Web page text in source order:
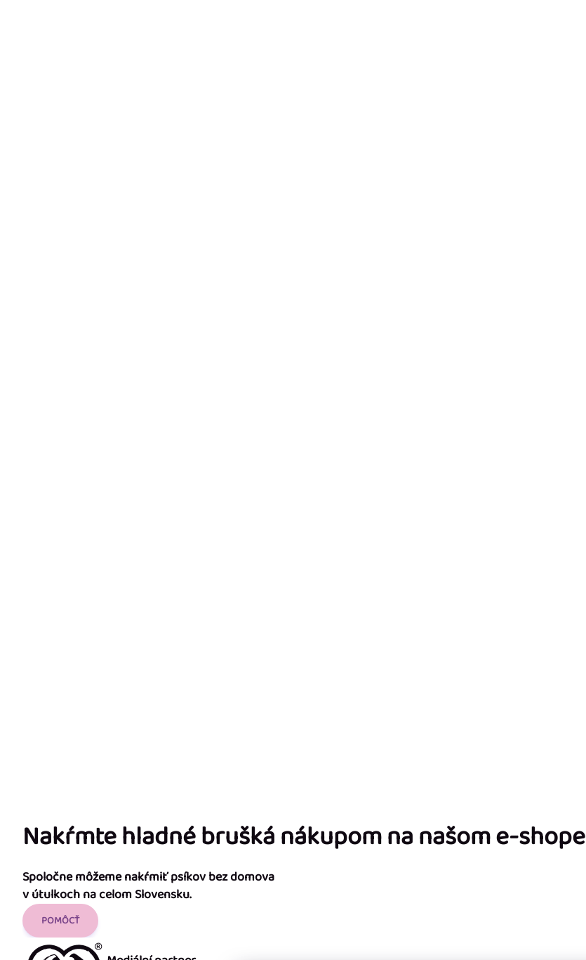
Nakŕmte hladné brušká nákupom na našom e-shope
Spoločne môžeme nakŕmiť psíkov bez domova
v útulkoch na celom Slovensku.
POMÔCŤ